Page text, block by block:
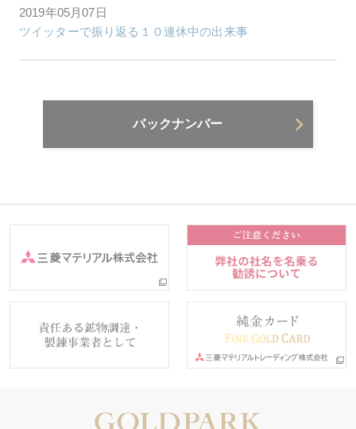
2019年05月07日
ツイッターで振り返る１０連休中の出来事
バックナンバー